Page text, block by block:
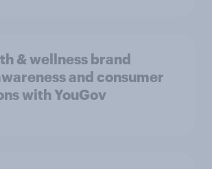
& wellness brand
and consumer
with YouGov